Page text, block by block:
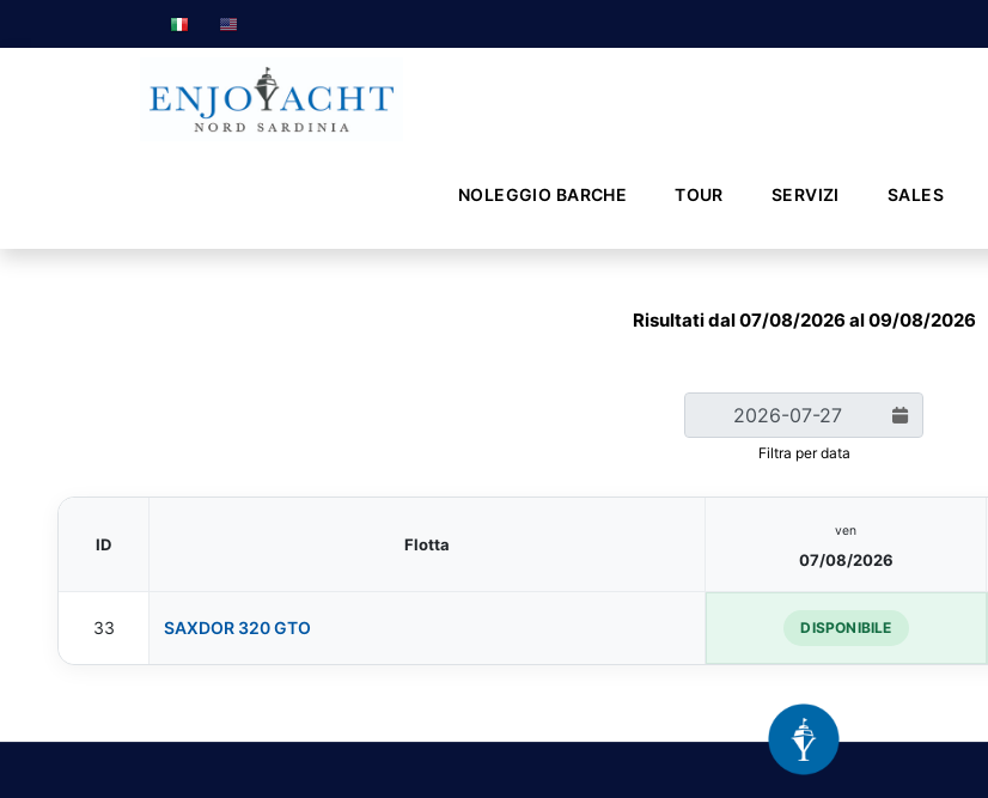
NOLEGGIO BARCHE TOUR SERVIZI SALES
Risultati dal 07/08/2026 al 09/08/2026
Filtra per data
ID Flotta
ven
07/08/2026
33 SAXDOR 320 GTO DISPONIBILE